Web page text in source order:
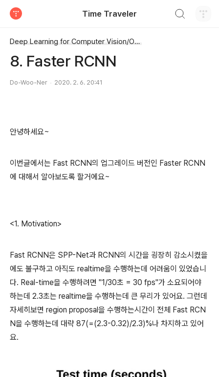
Time Traveler
Deep Learning for Computer Vision/Object Detection (OD)
8. Faster RCNN
Do-Woo-Ner 2020. 2. 6. 20:41
안녕하세요~
이번글에서는 Fast RCNN의 업그레이드 버전인 Faster RCNN
에 대해서 알아보도록 할거에요~
<1. Motivation>
Fast RCNN은 SPP-Net과 RCNN의 시간을 굉장히 감소시켰을
에도 불구하고 아직도 realtime을 수행하는데 어려움이 있었습니
다. Real-time을 수행하려면 "1/30초 = 30 fps"가 소요되어야
하는데 2.3초는 realtime을 수행하는데 큰 무리가 있어요. 그런데
자세히보면 region proposal을 수행하는시간이 전체 Fast RCN
N을 수행하는데 대략 87(=(2.3-0.32)/2.3)%나 차지하고 있어
요.